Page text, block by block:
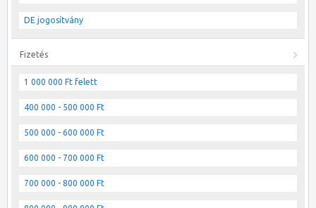
DE jogosítvány
Fizetés
1 000 000 Ft felett
400 000 - 500 000 Ft
500 000 - 600 000 Ft
600 000 - 700 000 Ft
700 000 - 800 000 Ft